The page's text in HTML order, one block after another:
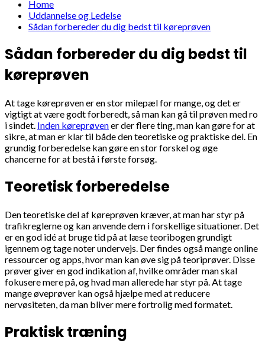
Home
Uddannelse og Ledelse
Sådan forbereder du dig bedst til køreprøven
Sådan forbereder du dig bedst til
køreprøven
At tage køreprøven er en stor milepæl for mange, og det er
vigtigt at være godt forberedt, så man kan gå til prøven med ro
i sindet. Inden køreprøvener der flere ting, man kan gøre for at
sikre, at man er klar til både den teoretiske og praktiske del. En
grundig forberedelse kan gøre en stor forskel og øge
chancerne for at bestå i første forsøg.
Teoretisk forberedelse
Den teoretiske del af køreprøven kræver, at man har styr på
trafikreglerne og kan anvende dem i forskellige situationer. Det
er en god idé at bruge tid på at læse teoribogen grundigt
igennem og tage noter undervejs. Der findes også mange online
ressourcer og apps, hvor man kan øve sig på teoriprøver. Disse
prøver giver en god indikation af, hvilke områder man skal
fokusere mere på, og hvad man allerede har styr på. At tage
mange øveprøver kan også hjælpe med at reducere
nervøsiteten, da man bliver mere fortrolig med formatet.
Praktisk træning